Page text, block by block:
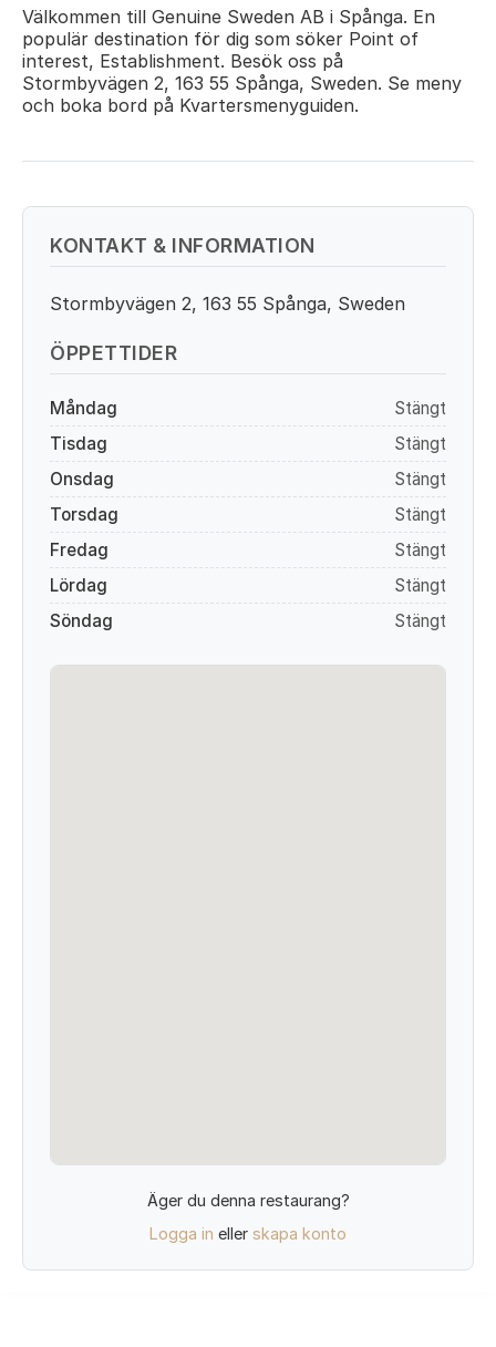
Välkommen till Genuine Sweden AB i Spånga. En
populär destination för dig som söker Point of
interest, Establishment. Besök oss på
Stormbyvägen 2, 163 55 Spånga, Sweden. Se meny
och boka bord på Kvartersmenyguiden.
KONTAKT & INFORMATION
Stormbyvägen 2, 163 55 Spånga, Sweden
ÖPPETTIDER
Måndag
Stängt
Tisdag
Stängt
Onsdag
Stängt
Torsdag
Stängt
Fredag
Stängt
Lördag
Stängt
Söndag
Stängt
Äger du denna restaurang?
Logga in eller skapa konto